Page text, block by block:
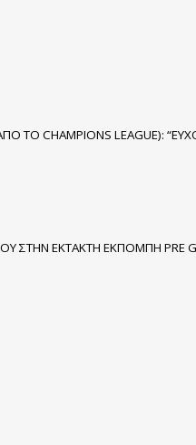
CHAMPIONS LEAGUE):
ΕΚΤΑΚΤΗ ΕΚΠΟΜΠΗ PRE